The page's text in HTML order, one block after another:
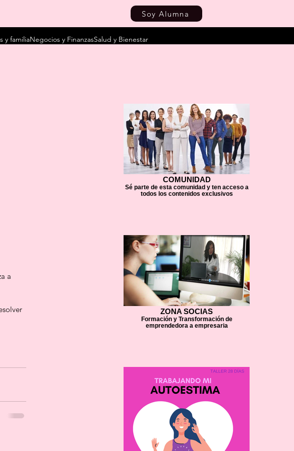
Soy Alumna
y familiaNegocios y FinanzasSalud y Bienestar
a
COMUNIDAD
Sé parte de esta comunidad y ten acceso a
todos los contenidos exclusivos
ZONA SOCIAS
Formación y Transformación de
emprendedora a empresaria